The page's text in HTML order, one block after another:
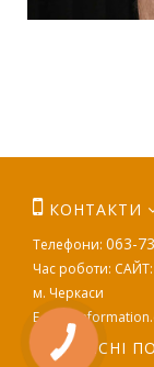
КОНТАКТИ
Телефони: 063-
Час роботи:
м. Черкаси
E-mail:
КОРИСНІ